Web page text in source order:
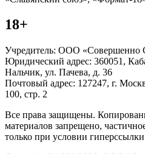
18+
Учредитель: ООО «Совершенно
Юридический адрес: 360051,
Нальчик, ул. Пачева, д. 36
Почтовый адрес: 127247, г.
100, стр. 2
Все права защищены.
материалов запрещено,
только при условии гиперссылки